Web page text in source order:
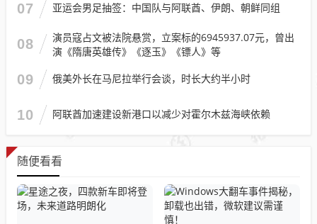
07 亚运会男足抽签：中国队与阿联酋、伊朗、朝鲜同组
08
演员寇占文被法院悬赏，立案标的6945937.07元，曾出
演《隋唐英雄传》《逐玉》《镖人》等
09 俄美外长在马尼拉举行会谈，时长大约半小时
10 阿联酋加速建设新港口以减少对霍尔木兹海峡依赖
随便看看